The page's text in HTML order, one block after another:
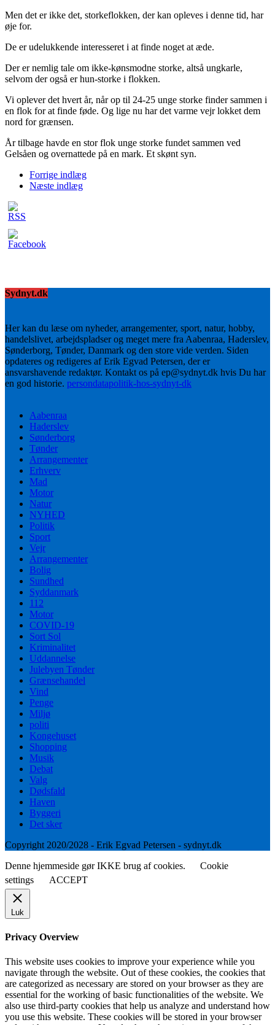
Men det er ikke det, storkeflokken, der kan opleves i denne tid, har
øje for.
De er udelukkende interesseret i at finde noget at æde.
Der er nemlig tale om ikke-kønsmodne storke, altså ungkarle,
selvom der også er hun-storke i flokken.
Vi oplever det hvert år, når op til 24-25 unge storke finder sammen i
en flok for at finde føde. Og lige nu har det varme vejr lokket dem
nord for grænsen.
År tilbage havde en stor flok unge storke fundet sammen ved
Gelsåen og overnattede på en mark. Et skønt syn.
Forrige indlæg
Næste indlæg
Sydnyt.dk
Her kan du læse om nyheder, arrangementer, sport, natur, hobby,
handelslivet, arbejdspladser og meget mere fra Aabenraa, Haderslev,
Sønderborg, Tønder, Danmark og den store vide verden. Siden
opdateres og redigeres af Erik Egvad Petersen, der er
ansvarshavende redaktør. Kontakt os på ep@sydnyt.dk hvis Du har
en god historie. persondatapolitik-hos-sydnyt-dk
Aabenraa
Haderslev
Sønderborg
Tønder
Arrangementer
Erhverv
Mad
Motor
Natur
NYHED
Politik
Sport
Vejr
Arrangementer
Bolig
Sundhed
Syddanmark
112
Motor
COVID-19
Sort Sol
Kriminalitet
Uddannelse
Julebyen Tønder
Grænsehandel
Vind
Penge
Miljø
politi
Kongehuset
Shopping
Musik
Debat
Valg
Dødsfald
Haven
Byggeri
Det sker
Copyright 2020/2028 - Erik Egvad Petersen - sydnyt.dk
Denne hjemmeside gør IKKE brug af cookies.
Cookie
settings
ACCEPT
Luk
Privacy Overview
This website uses cookies to improve your experience while you
navigate through the website. Out of these cookies, the cookies that
are categorized as necessary are stored on your browser as they are
essential for the working of basic functionalities of the website. We
also use third-party cookies that help us analyze and understand how
you use this website. These cookies will be stored in your browser